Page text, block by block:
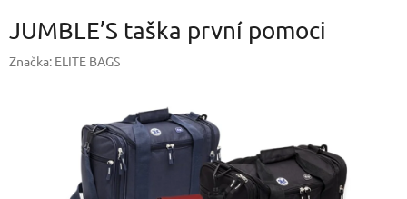
JUMBLE’S taška první pomoci
Značka: ELITE BAGS